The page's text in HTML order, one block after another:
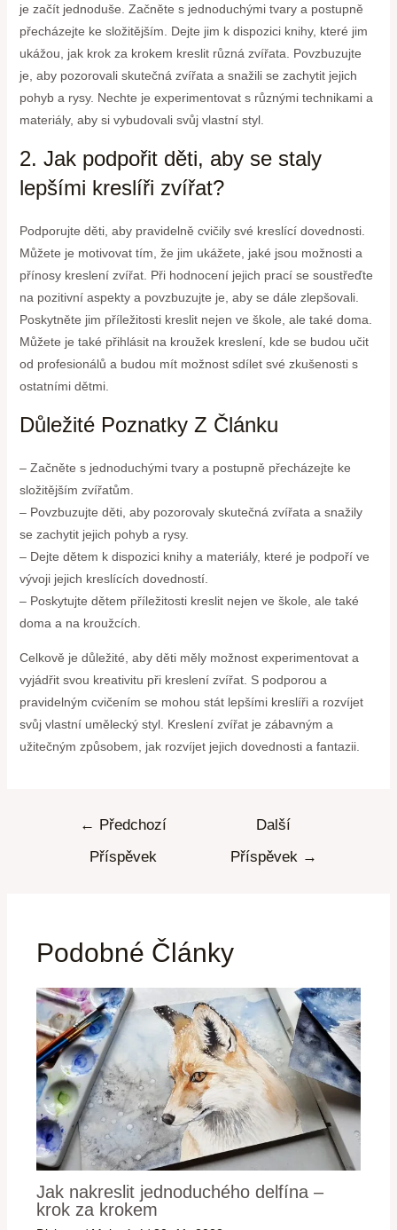
je začít jednoduše. Začněte s jednoduchými tvary a postupně
přecházejte ke složitějším. Dejte jim k dispozici knihy, které jim
ukážou, jak krok za krokem kreslit různá zvířata. Povzbuzujte
je, aby pozorovali skutečná zvířata a snažili se zachytit jejich
pohyb a rysy. Nechte je experimentovat s různými technikami a
materiály, aby si vybudovali svůj vlastní styl.
2. Jak podpořit děti, aby se staly
lepšími kreslíři zvířat?
Podporujte děti, aby pravidelně cvičily své kreslící dovednosti.
Můžete je motivovat tím, že jim ukážete, jaké jsou možnosti a
přínosy kreslení zvířat. Při hodnocení jejich prací se soustřeďte
na pozitivní aspekty a povzbuzujte je, aby se dále zlepšovali.
Poskytněte jim příležitosti kreslit nejen ve škole, ale také doma.
Můžete je také přihlásit na kroužek kreslení, kde se budou učit
od profesionálů a budou mít možnost sdílet své zkušenosti s
ostatními dětmi.
Důležité Poznatky Z Článku
– Začněte s jednoduchými tvary a postupně přecházejte ke
složitějším zvířatům.
– Povzbuzujte děti, aby pozorovaly skutečná zvířata a snažily
se zachytit jejich pohyb a rysy.
– Dejte dětem k dispozici knihy a materiály, které je podpoří ve
vývoji jejich kreslících dovedností.
– Poskytujte dětem příležitosti kreslit nejen ve škole, ale také
doma a na kroužcích.
Celkově je důležité, aby děti měly možnost experimentovat a
vyjádřit svou kreativitu při kreslení zvířat. S podporou a
pravidelným cvičením se mohou stát lepšími kreslíři a rozvíjet
svůj vlastní umělecký styl. Kreslení zvířat je zábavným a
užitečným způsobem, jak rozvíjet jejich dovednosti a fantazii.
← Předchozí
Příspěvek
Další
Příspěvek →
Podobné Články
Jak nakreslit jednoduchého delfína –
krok za krokem